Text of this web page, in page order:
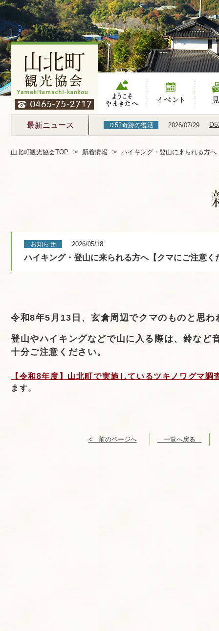
ようこそやまき
たへ
イベント 見る
最新ニュース Ｄ52奇跡の復活 2026/07/29
山北町観光協会TOP 新着情報 ハイキング・登山に来られる方
お知らせ 2026/05/18
ハイキング・登山に来られる方へ【クマにご注意く
令和8年5月13日、玄倉周辺でクマのものと思
登山やハイキングなどで山に入る際は、鈴など
十分ご注意ください。
【令和8年度】山北町で実施しているツキノワグマ調
ます。
< 前のページへ 一覧へ戻る